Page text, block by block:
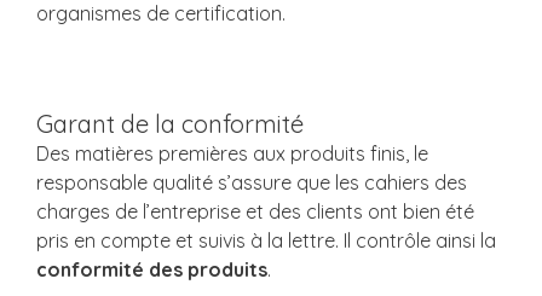
organismes de certification.
Garant de la conformité
Des matières premières aux produits finis, le
responsable qualité s’assure que les cahiers des
charges de l’entreprise et des clients ont bien été
pris en compte et suivis à la lettre. Il contrôle ainsi la
conformité des produits.